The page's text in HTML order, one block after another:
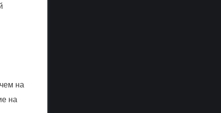
на
на